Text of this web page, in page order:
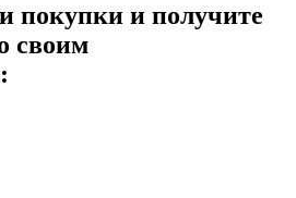
покупки и получите
своим